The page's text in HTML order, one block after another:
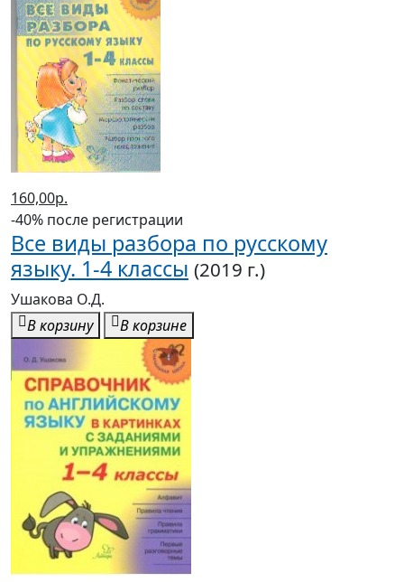
160,00р.
-40% после регистрации
Все виды разбора по русскому
языку. 1-4 классы (2019 г.)
Ушакова О.Д.
В корзину
В корзине